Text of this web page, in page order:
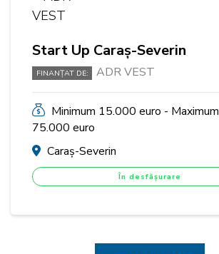
Start Up Caraș-Severin
FINANȚAT DE: ADR VEST
Minimum 15.000 euro - Maximum
75.000 euro
Caraș-Severin
În desfășurare